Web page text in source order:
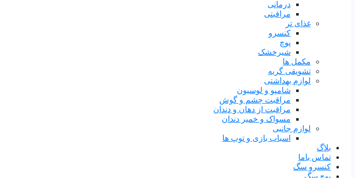
درمانی
مراقبتی
غذای تر
کنسرو
پوچ
شیرخشک
مکمل ها
تشویقی گربه
لوازم بهداشتی
شامپو و لوسیون
مراقبت چشم و گوش
مراقبت از دهان و دندان
مسواک و خمیر دندان
لوازم جانبی
اسباب بازی و توپ ها
بلاگ
تماس باما
کنسرو سگ
پوچ سگ